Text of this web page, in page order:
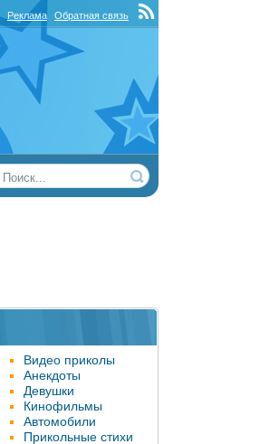
Видео приколы
Анекдоты
Девушки
Кинофильмы
Автомобили
Прикольные стихи
Реклама Обратная связь